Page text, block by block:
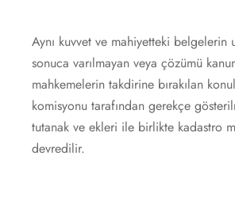
Aynı kuvvet ve mahiyetteki belgelerin
sonuca varılmayan veya çözümü
mahkemelerin takdirine bırakılan
komisyonu tarafından gerekçe
tutanak ve ekleri ile birlikte kadastro
devredilir.